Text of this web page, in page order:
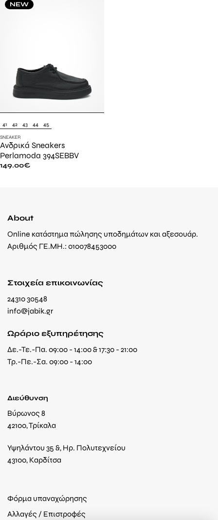
NEW
41 42 43 44 45
SNEAKER
Ανδρικά Sneakers
Perlamoda 394SEBBV
149.00€
About
Online κατάστημα πώλησης υποδημάτων και αξεσουάρ.
Αριθμός ΓΕ.ΜΗ.: 010078453000
Στοιχεία επικοινωνίας
24310 30548
info@jabik.gr
Ωράριο εξυπηρέτησης
Δε.-Τε.-Πα. 09:00 - 14:00 & 17:30 - 21:00
Τρ.-Πε.-Σα. 09:00 - 14:00
Διεύθυνση
Βύρωνος 8
42100, Τρίκαλα
Υψηλάντου 35 &, Ηρ. Πολυτεχνείου
43100, Καρδίτσα
Φόρμα υπαναχώρησης
Αλλαγές / Επιστροφές